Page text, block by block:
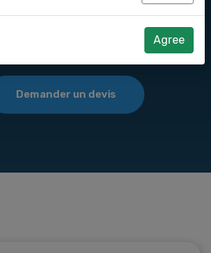
Demander un devis
Agree